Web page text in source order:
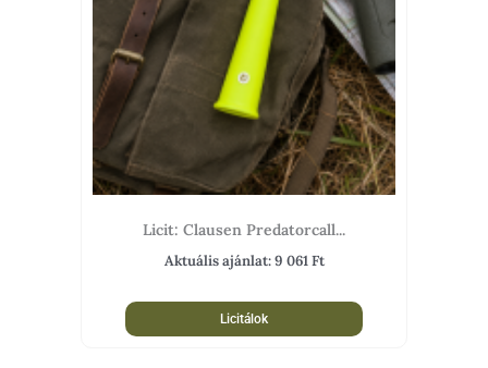
Licit: Clausen Predatorcall...
Aktuális ajánlat:9 061Ft
Licitálok